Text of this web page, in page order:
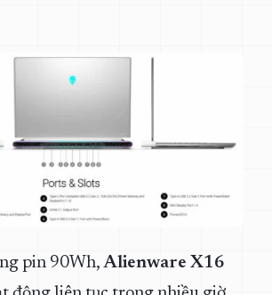
pin 90Wh, Alienware X16